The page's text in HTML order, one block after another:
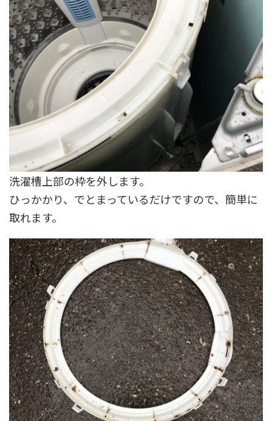
洗濯槽上部の枠を外します。
ひっかかり、でとまっているだけですので、簡単に
取れます。